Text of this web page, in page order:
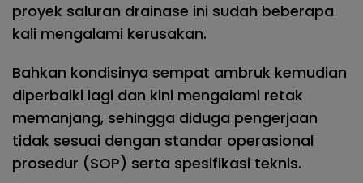
proyek saluran drainase ini sudah beberapa
kali mengalami kerusakan.
Bahkan kondisinya sempat ambruk kemudian
diperbaiki lagi dan kini mengalami retak
memanjang, sehingga diduga pengerjaan
tidak sesuai dengan standar operasional
prosedur (SOP) serta spesifikasi teknis.